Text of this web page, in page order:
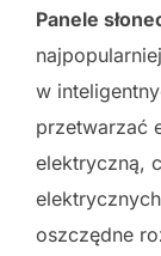
Panele
w
przetwarzać
elektryczną,
oszczędne